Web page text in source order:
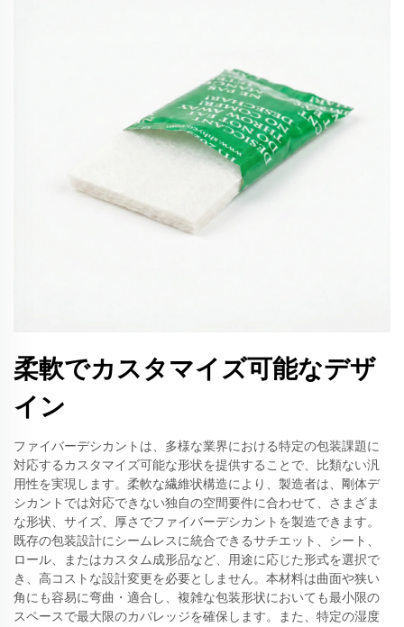
柔軟でカスタマイズ可能なデザ
イン
ファイバーデシカントは、多様な業界における特定の包装課題に
対応するカスタマイズ可能な形状を提供することで、比類ない汎
用性を実現します。柔軟な繊維状構造により、製造者は、剛体デ
シカントでは対応できない独自の空間要件に合わせて、さまざま
な形状、サイズ、厚さでファイバーデシカントを製造できます。
既存の包装設計にシームレスに統合できるサチエット、シート、
ロール、またはカスタム成形品など、用途に応じた形式を選択で
き、高コストな設計変更を必要としません。本材料は曲面や狭い
角にも容易に弯曲・適合し、複雑な包装形状においても最小限の
スペースで最大限のカバレッジを確保します。また、特定の湿度